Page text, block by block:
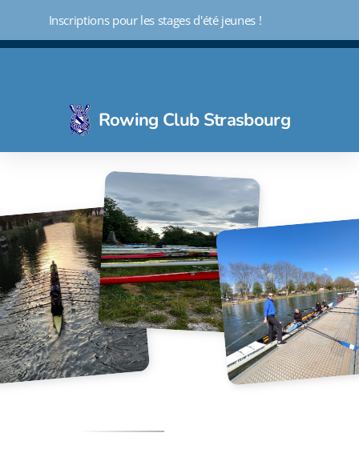
Inscriptions pour les stages d'été jeunes !
Rowing Club Strasbourg
Aviron Indoor - Avifit
Aviron compétiteur
Ecole d'aviron
Aviron santé